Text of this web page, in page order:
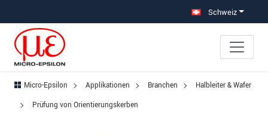
Schweiz
Micro-Epsilon Applikationen Branchen
Halbleiter & Wafer
Prüfung von Orientierungskerben